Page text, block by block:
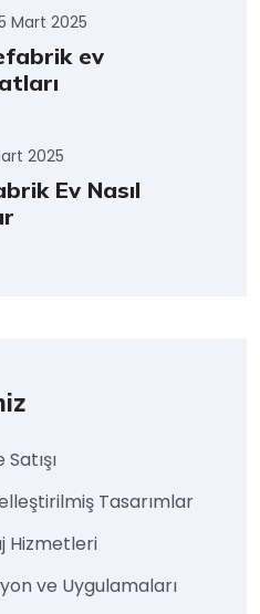
Mart 2025
ev
2025
Ev Nasıl
Tasarımlar
Hizmetleri
ve Uygulamaları